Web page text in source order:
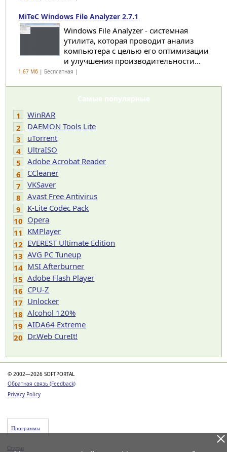
MiTeC Windows File Analyzer 2.7.1
Windows File Analyzer - системная
утилита, которая проводит анализ
компьютера с целью его оптимизации
и улучшения производительности...
1.67 Мб| Бесплатная |
Самые популярные
1
WinRAR
2
DAEMON Tools Lite
3
uTorrent
4
UltraISO
5
Adobe Acrobat Reader
6
CCleaner
7
VKSaver
8
Avast Free Antivirus
9
K-Lite Codec Pack
10 Opera
11 KMPlayer
12 EVEREST Ultimate Edition
13 AVG PC Tuneup
14 MSI Afterburner
15 Adobe Flash Player
16 CPU-Z
17 Unlocker
18 Alcohol 120%
19 AIDA64 Extreme
20 Dr.Web CureIt!
© 2002—2026 SOFTPORTAL
Обратная связь (Feedback)
Privacy Policy
Программы
Статьи